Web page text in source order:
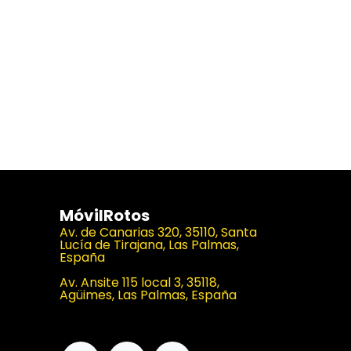
MóvilRotos
Av. de Canarias 320, 35110, Santa
Lucía de Tirajana, Las Palmas,
España
Av. Ansite 115 local 3, 35118,
Agüimes, Las Palmas, España